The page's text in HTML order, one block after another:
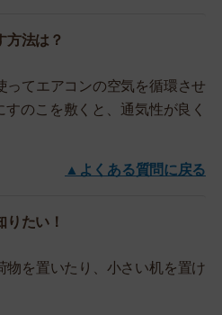
方法は？
ってエアコンの空気を循環させ
のこを敷くと、通気性が良く
▲よくある質問に戻る
りたい！
物を置いたり、小さい机を置け